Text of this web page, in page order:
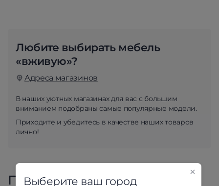
Любите выбирать мебель
«вживую»?
Адреса магазинов
В наших уютных магазинах для вас с большим
вниманием подобраны самые популярные модели.
Приходите и убедитесь в качестве наших товаров
лично!
Похожие товары
Выберите ваш город